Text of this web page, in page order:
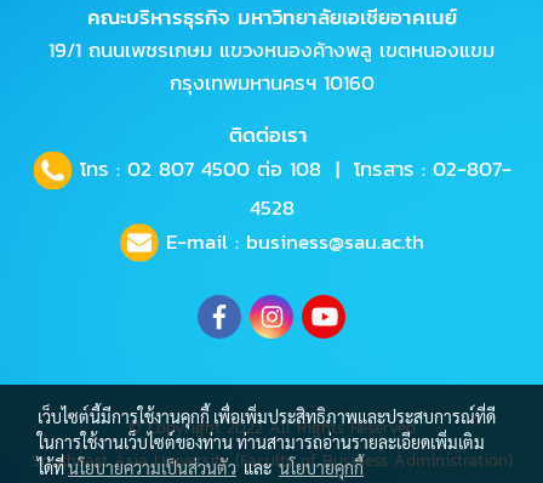
คณะบริหารธุรกิจ มหาวิทยาลัยเอเชียอาคเนย์
19/1 ถนนเพชรเกษม แขวงหนองค้างพลู เขตหนองแขม
กรุงเทพมหานครฯ 10160
ติดต่อเรา
โทร : 02 807 4500ต่อ 108 | โทรสาร : 02-807-
4528
E-mail : business@sau.ac.th
© Copyright 2022 All Rights Reserved
Southeast Asia University (Faculty of Business Administration)
เว็บไซต์นี้มีการใช้งานคุกกี้ เพื่อเพิ่มประสิทธิภาพและประสบการณ์ที่ดี
ในการใช้งานเว็บไซต์ของท่าน ท่านสามารถอ่านรายละเอียดเพิ่มเติม
ได้ที่นโยบายความเป็นส่วนตัวและนโยบายคุกกี้